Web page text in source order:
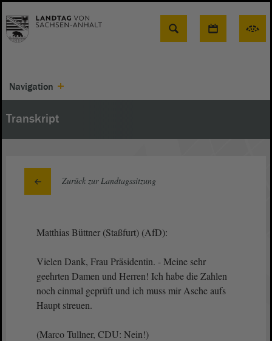
Suche
Navigation
Transkript
Zurück zur Landtagssitzung
Matthias Büttner (Staßfurt) (AfD):
Vielen Dank, Frau Präsidentin. - Meine sehr
geehrten Damen und Herren! Ich habe die Zahlen
noch einmal geprüft und ich muss mir Asche aufs
Haupt streuen.
(Marco Tullner, CDU: Nein!)